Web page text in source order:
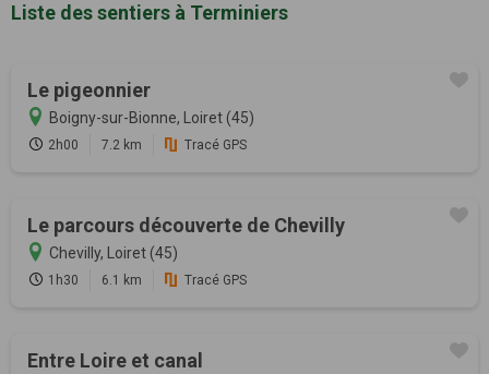
Liste des sentiers à Terminiers
Le pigeonnier
Boigny-sur-Bionne, Loiret (45)
2h00 7.2 km Tracé GPS
Le parcours découverte de Chevilly
Chevilly, Loiret (45)
1h30 6.1 km Tracé GPS
Entre Loire et canal